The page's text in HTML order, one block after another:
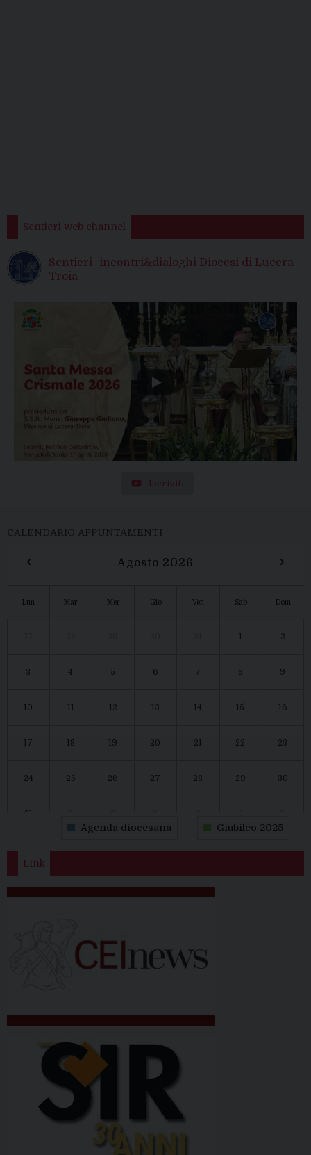
Sentieri web channel
Sentieri -incontri&dialoghi Diocesi di Lucera-
Troia
Iscriviti
CALENDARIO APPUNTAMENTI
‹ Agosto 2026 ›
Lun Mar Mer Gio Ven Sab Dom
2
3 4 5 6 7 8 9
10 12 13 14 15 16
17 18 19 20 21 22 23
24 25 26 27 28 29 30
31
Agenda diocesana Giubileo 2025
Link